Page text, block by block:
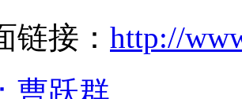
链接： http://
曹跃群